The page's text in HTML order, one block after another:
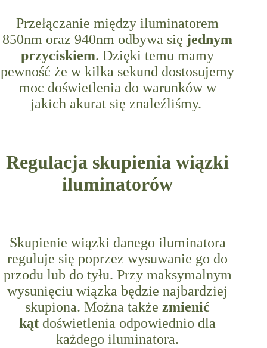
Przełączanie między iluminatorem
850nm oraz 940nm odbywa się jednym
przyciskiem. Dzięki temu mamy
pewność że w kilka sekund dostosujemy
moc doświetlenia do warunków w
jakich akurat się znaleźliśmy.
Regulacja skupienia wiązki
iluminatorów
Skupienie wiązki danego iluminatora
reguluje się poprzez wysuwanie go do
przodu lub do tyłu. Przy maksymalnym
wysunięciu wiązka będzie najbardziej
skupiona. Można takżezmienić
kąt doświetlenia odpowiednio dla
każdego iluminatora.